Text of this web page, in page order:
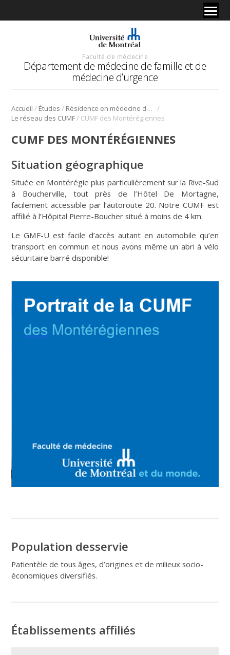
Faculté de médecine
Département de médecine de famille et de
médecine d’urgence
Accueil / Études / Résidence en médecine de famille
/
Le réseau des CUMF/ CUMF des Montérégiennes
CUMF DES MONTÉRÉGIENNES
Situation géographique
Située en Montérégie plus particulièrement sur la Rive-Sud
à Boucherville, tout près de l’Hôtel De Mortagne,
facilement accessible par l’autoroute 20. Notre CUMF est
affilié à l’Hôpital Pierre-Boucher situé à moins de 4 km.
Le GMF-U est facile d’accès autant en automobile qu’en
transport en commun et nous avons même un abri à vélo
sécuritaire barré disponible!
Population desservie
Patientèle de tous âges, d’origines et de milieux socio-
économiques diversifiés.
Établissements affiliés